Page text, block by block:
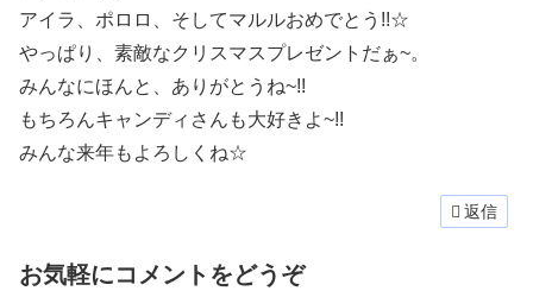
アイラ、ポロロ、そしてマルルおめでとう!!☆
やっぱり、素敵なクリスマスプレゼントだぁ~。
みんなにほんと、ありがとうね~!!
もちろんキャンディさんも大好きよ~!!
みんな来年もよろしくね☆
返信
お気軽にコメントをどうぞ